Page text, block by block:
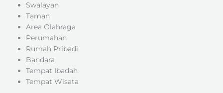
Swalayan
Taman
Area Olahraga
Perumahan
Rumah Pribadi
Bandara
Tempat Ibadah
Tempat Wisata